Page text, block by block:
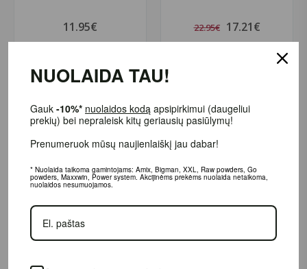
11.95€
Į KREPŠELĮ
22.95€ 17.21€
-25%
NUOLAIDA TAU!
Gauk -10%* nuolaidos kodą apsipirkimui (daugeliui
prekių) bei nepraleisk kitų geriausių pasiūlymų!
Prenumeruok mūsų naujienlaiškį jau dabar!
* Nuolaida taikoma gamintojams: Amix, Bigman, XXL, Raw powders, Go
powders, Maxxwin, Power system. Akcijinėms prekėms nuolaida netaikoma,
nuolaidos nesumuojamos.